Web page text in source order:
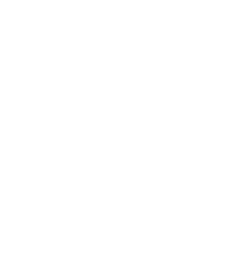
El Gobierno
No obstante, este